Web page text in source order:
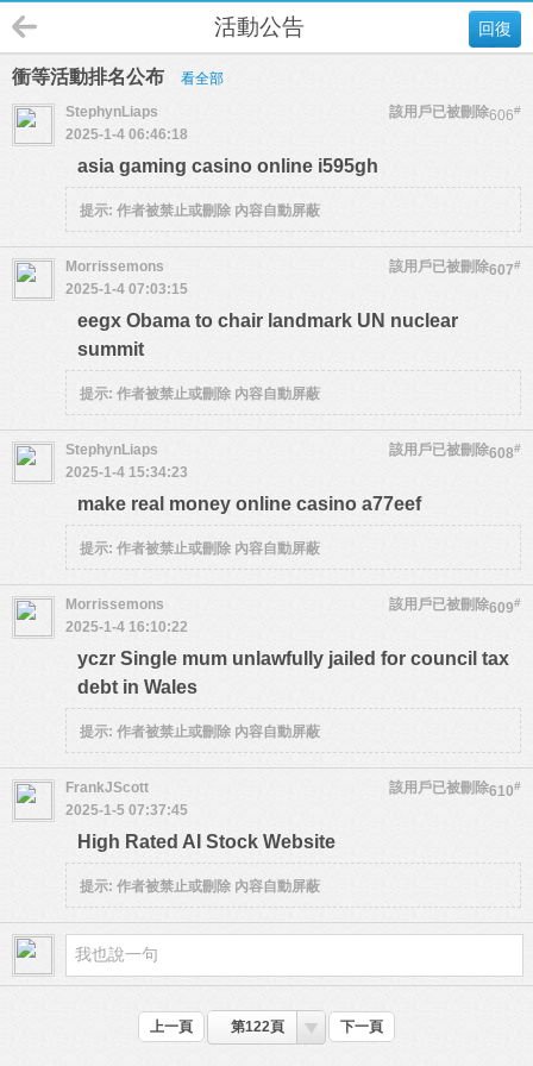
回復
活動公告
衝等活動排名公布 看全部
606#
StephynLiaps
該用戶已被刪除
2025-1-4 06:46:18
asia gaming casino online i595gh
提示: 作者被禁止或刪除 內容自動屏蔽
607#
Morrissemons
該用戶已被刪除
2025-1-4 07:03:15
eegx Obama to chair landmark UN nuclear
summit
提示: 作者被禁止或刪除 內容自動屏蔽
608#
StephynLiaps
該用戶已被刪除
2025-1-4 15:34:23
make real money online casino a77eef
提示: 作者被禁止或刪除 內容自動屏蔽
609#
Morrissemons
該用戶已被刪除
2025-1-4 16:10:22
yczr Single mum unlawfully jailed for council tax
debt in Wales
提示: 作者被禁止或刪除 內容自動屏蔽
610#
FrankJScott
該用戶已被刪除
2025-1-5 07:37:45
High Rated AI Stock Website
提示: 作者被禁止或刪除 內容自動屏蔽
上一頁 第122頁 下一頁